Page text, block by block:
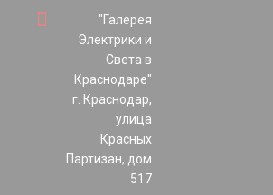
"Галерея
Электрики и
Света в
Краснодаре"
г. Краснодар,
улица
Красных
Партизан, дом
517